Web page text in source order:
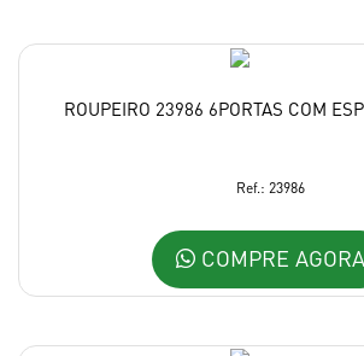
ROUPEIRO 23986 6PORTAS COM
Ref.: 23986
COMPRE AGORA